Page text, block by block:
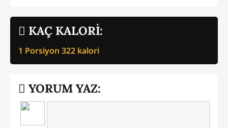
KAÇ KALORİ:
1 Porsiyon 322 kalori
YORUM YAZ: